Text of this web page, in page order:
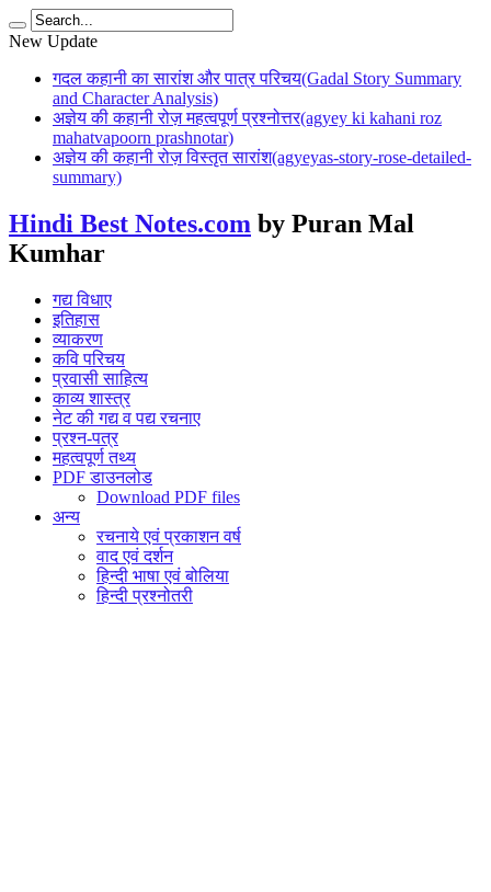
New Update
गदल कहानी का सारांश और पात्र परिचय(Gadal Story Summary
and Character Analysis)
अज्ञेय की कहानी रोज़ महत्वपूर्ण प्रश्नोत्तर(agyey ki kahani roz
mahatvapoorn prashnotar)
अज्ञेय की कहानी रोज़ विस्तृत सारांश(agyeyas-story-rose-detailed-
summary)
Hindi Best Notes.com by Puran Mal
Kumhar
गद्य विधाए
इतिहास
व्याकरण
कवि परिचय
प्रवासी साहित्य
काव्य शास्त्र
नेट की गद्य व पद्य रचनाए
प्रश्न-पत्र
महत्वपूर्ण तथ्य
PDF डाउनलोड
Download PDF files
अन्य
रचनाये एवं प्रकाशन वर्ष
वाद एवं दर्शन
हिन्दी भाषा एवं बोलिया
हिन्दी प्रश्नोतरी